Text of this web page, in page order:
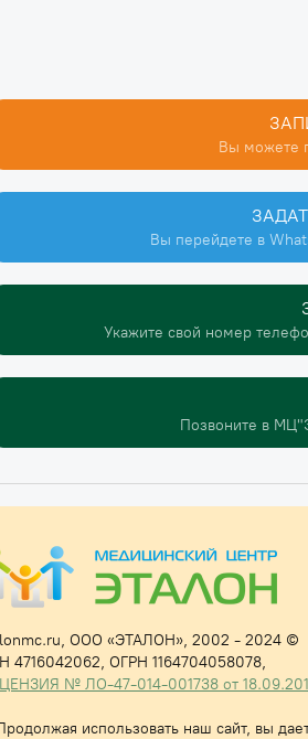
Вы можете
Вы перейдете в
Укажите свой номер
Позвоните в
ООО «ЭТАЛОН», 2002 - 2024 ©
4716042062, ОГРН 1164704058078,
№ ЛО-47-014-001738 от
использовать наш сайт, вы